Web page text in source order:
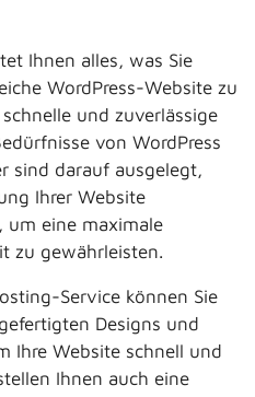
Ihnen alles, was Sie
WordPress-Website zu
und zuverlässige
von WordPress
sind darauf ausgelegt,
Ihrer Website
um eine maximale
zu gewährleisten.
Service können Sie
Designs und
Ihre Website schnell und
Ihnen auch eine